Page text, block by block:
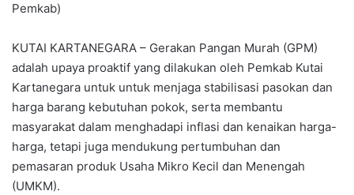
Pemkab)
KUTAI KARTANEGARA – Gerakan Pangan Murah (GPM)
adalah upaya proaktif yang dilakukan oleh Pemkab Kutai
Kartanegara untuk untuk menjaga stabilisasi pasokan dan
harga barang kebutuhan pokok, serta membantu
masyarakat dalam menghadapi inflasi dan kenaikan harga-
harga, tetapi juga mendukung pertumbuhan dan
pemasaran produk Usaha Mikro Kecil dan Menengah
(UMKM).